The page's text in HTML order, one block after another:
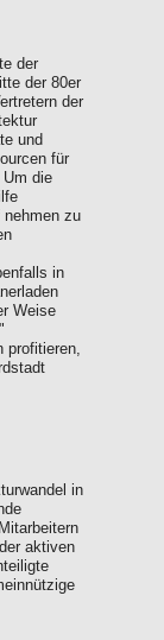
der
der 80er
der
und
für
die
zu
in
Weise
profitieren,
in
aktiven